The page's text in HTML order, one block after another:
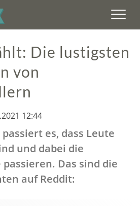
Die lustigsten
von
12:44
es, dass Leute
und dabei die
Das sind die
auf Reddit: